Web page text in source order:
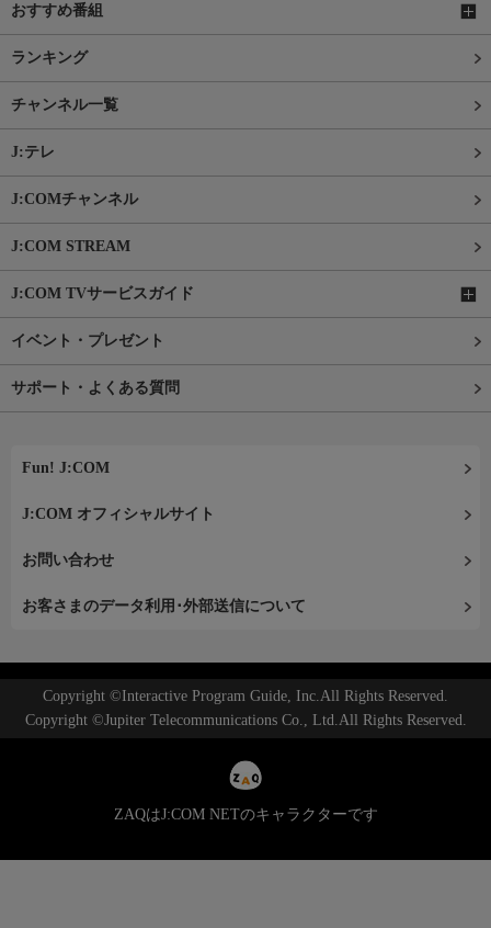
おすすめ番組
ランキング
チャンネル一覧
J:テレ
J:COMチャンネル
J:COM STREAM
J:COM TVサービスガイド
イベント・プレゼント
サポート・よくある質問
Fun! J:COM
J:COM オフィシャルサイト
お問い合わせ
お客さまのデータ利用･外部送信について
Copyright ©Interactive Program Guide, Inc.All Rights Reserved.
Copyright ©Jupiter Telecommunications Co., Ltd.All Rights Reserved.
ZAQはJ:COM NETのキャラクターです